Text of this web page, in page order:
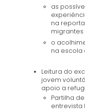
as
na
o
na escola
Leitura do
jovem
apoio a
Partilha
entrevista